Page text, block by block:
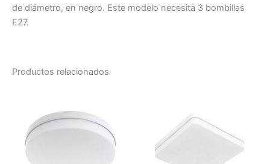
de diámetro, en negro. Este modelo necesita 3 bombillas
E27.
Productos relacionados